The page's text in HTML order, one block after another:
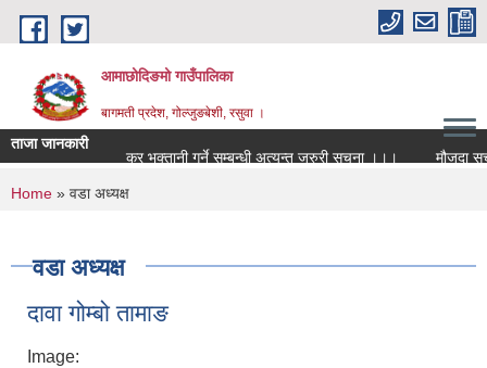
Skip to main content
आमाछोदिङमो गाउँपालिका
बागमती प्रदेश, गोल्जुङबेशी, रसुवा ।
ताजा जानकारी
कर भुक्तानी गर्ने सम्बन्धी अत्यन्त जरुरी सूचना ।।।
मौजुदा
You are here
Home » वडा अध्यक्ष
वडा अध्यक्ष
दावा गोम्बो तामाङ
Image: